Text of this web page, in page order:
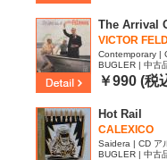
The Arrival
VICTOR
Contemporary |
BUGLER | 中古
￥990 (税
Hot Rail
CALEXICO
Saidera | CD ア
BUGLER | 中古